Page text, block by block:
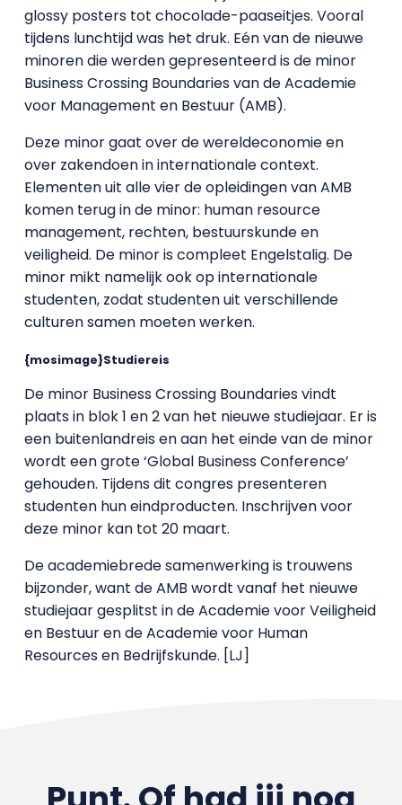
glossy posters tot chocolade-paaseitjes. Vooral
tijdens lunchtijd was het druk. Eén van de nieuwe
minoren die werden gepresenteerd is de minor
Business Crossing Boundaries van de Academie
voor Management en Bestuur (AMB).
Deze minor gaat over de wereldeconomie en
over zakendoen in internationale context.
Elementen uit alle vier de opleidingen van AMB
komen terug in de minor: human resource
management, rechten, bestuurskunde en
veiligheid. De minor is compleet Engelstalig. De
minor mikt namelijk ook op internationale
studenten, zodat studenten uit verschillende
culturen samen moeten werken.
{mosimage}Studiereis
De minor Business Crossing Boundaries vindt
plaats in blok 1 en 2 van het nieuwe studiejaar. Er is
een buitenlandreis en aan het einde van de minor
wordt een grote ‘Global Business Conference’
gehouden. Tijdens dit congres presenteren
studenten hun eindproducten. Inschrijven voor
deze minor kan tot 20 maart.
De academiebrede samenwerking is trouwens
bijzonder, want de AMB wordt vanaf het nieuwe
studiejaar gesplitst in de Academie voor Veiligheid
en Bestuur en de Academie voor Human
Resources en Bedrijfskunde. [LJ]